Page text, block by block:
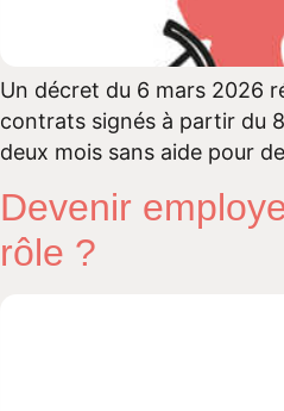
Un décret du 6 mars 2026
contrats signés à partir du
deux mois sans aide pour
Devenir
rôle ?